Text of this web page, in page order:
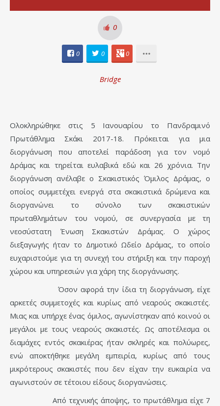
0
0 0 0
Bridge
Ολοκληρώθηκε στις 5 Ιανουαρίου το Πανδραμινό
Πρωτάθλημα Σκάκι 2017-18. Πρόκειται για μια
διοργάνωση που αποτελεί παράδοση για τον νομό
Δράμας και τηρείται ευλαβικά εδώ και 26 χρόνια. Την
διοργάνωση ανέλαβε ο Σκακιστικός Όμιλος Δράμας, ο
οποίος συμμετέχει ενεργά στα σκακιστικά δρώμενα και
διοργανώνει το σύνολο των σκακιστικών
πρωταθλημάτων του νομού, σε συνεργασία με τη
νεοσύστατη Ένωση Σκακιστών Δράμας. Ο χώρος
διεξαγωγής ήταν το Δημοτικό Ωδείο Δράμας, το οποίο
ευχαριστούμε για τη συνεχή του στήριξη και την παροχή
χώρου και υπηρεσιών για χάρη της διοργάνωσης.
Όσον αφορά την ίδια τη διοργάνωση, είχε
αρκετές συμμετοχές και κυρίως από νεαρούς σκακιστές.
Μιας και υπήρχε ένας όμιλος, αγωνίστηκαν από κοινού οι
μεγάλοι με τους νεαρούς σκακιστές. Ως αποτέλεσμα οι
διαμάχες εντός σκακιέρας ήταν σκληρές και πολύωρες,
ενώ αποκτήθηκε μεγάλη εμπειρία, κυρίως από τους
μικρότερους σκακιστές που δεν είχαν την ευκαιρία να
αγωνιστούν σε τέτοιου είδους διοργανώσεις.
Από τεχνικής άποψης, το πρωτάθλημα είχε 7